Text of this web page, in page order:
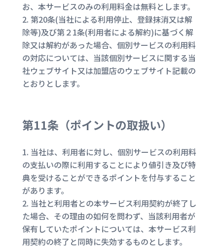
お、本サービスのみの利用料金は無料とします。
第20条(当社による利用停止、登録抹消又は解
除等)及び第２1条(利用者による解約)に基づく解
除又は解約があった場合、個別サービスの利用料
の対応については、当該個別サービスに関する当
社ウェブサイト又は加盟店のウェブサイト記載の
とおりとします。
第11条（ポイントの取扱い）
当社は、利用者に対し、個別サービスの利用料
の支払いの際に利用することにより値引き及び特
典を受けることができるポイントを付与すること
があります。
当社と利用者との本サービス利用契約が終了し
た場合、その理由の如何を問わず、当該利用者が
保有していたポイントについては、本サービス利
用契約の終了と同時に失効するものとします。